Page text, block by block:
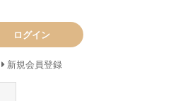
ログイン
新規会員登録